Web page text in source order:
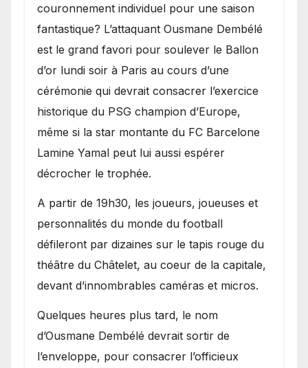
couronnement individuel pour une saison
fantastique? L’attaquant Ousmane Dembélé
est le grand favori pour soulever le Ballon
d’or lundi soir à Paris au cours d’une
cérémonie qui devrait consacrer l’exercice
historique du PSG champion d’Europe,
même si la star montante du FC Barcelone
Lamine Yamal peut lui aussi espérer
décrocher le trophée.
A partir de 19h30, les joueurs, joueuses et
personnalités du monde du football
défileront par dizaines sur le tapis rouge du
théâtre du Châtelet, au coeur de la capitale,
devant d’innombrables caméras et micros.
Quelques heures plus tard, le nom
d’Ousmane Dembélé devrait sortir de
l’enveloppe, pour consacrer l’officieux